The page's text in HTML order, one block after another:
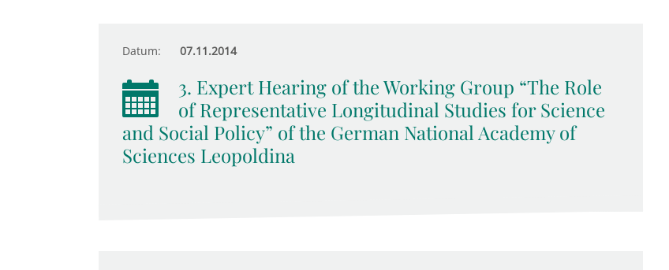
Datum: 07.11.2014
3. Expert Hearing of the Working Group “The Role
of Representative Longitudinal Studies for Science
and Social Policy” of the German National Academy of
Sciences Leopoldina